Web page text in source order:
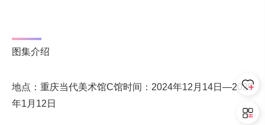
图集介绍
地点：重庆当代美术馆C馆时间：2024年12月14日—2025
年1月12日